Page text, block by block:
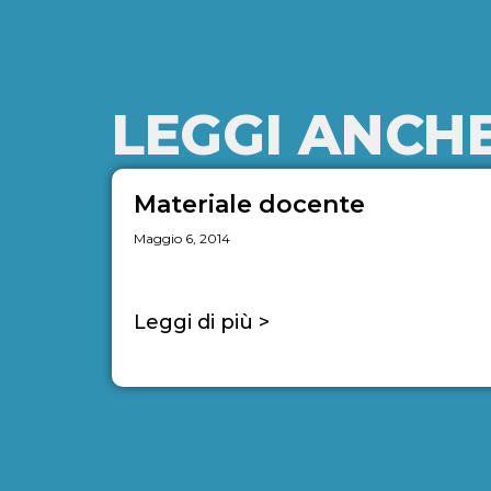
LEGGI
Materiale docente
Maggio 6, 2014
Leggi di più >